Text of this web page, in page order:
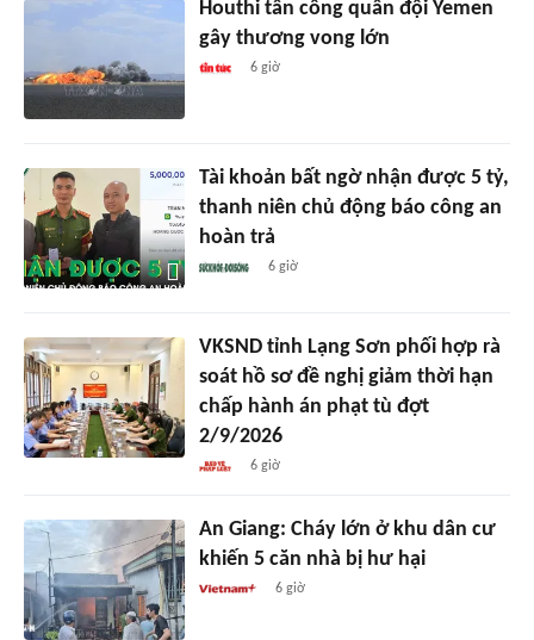
Houthi tấn công quân đội Yemen
gây thương vong lớn
6 giờ
Tài khoản bất ngờ nhận được 5 tỷ,
thanh niên chủ động báo công an
hoàn trả
6 giờ
VKSND tỉnh Lạng Sơn phối hợp rà
soát hồ sơ đề nghị giảm thời hạn
chấp hành án phạt tù đợt
2/9/2026
6 giờ
An Giang: Cháy lớn ở khu dân cư
khiến 5 căn nhà bị hư hại
6 giờ